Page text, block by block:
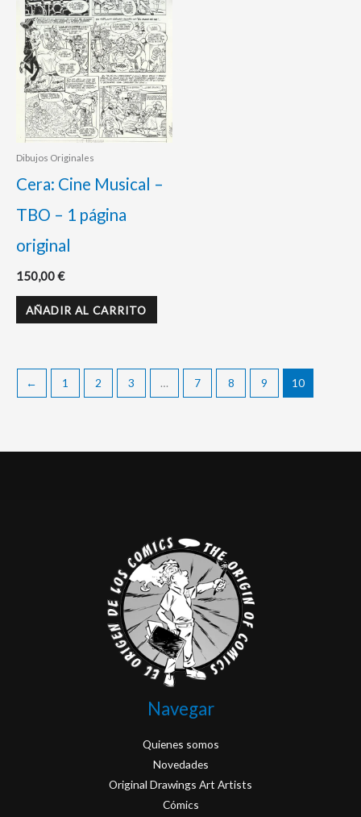
Dibujos Originales
Cera: Cine Musical –
TBO – 1 página
original
150,00€
AÑADIR AL CARRITO
← 1 2 3 … 7 8 9 10
Navegar
Quienes somos
Novedades
Original Drawings Art Artists
Cómics